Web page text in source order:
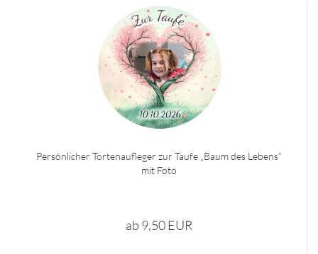
Persönlicher Tortenaufleger zur Taufe „Baum des Lebens“
mit Foto
ab 9,50 EUR